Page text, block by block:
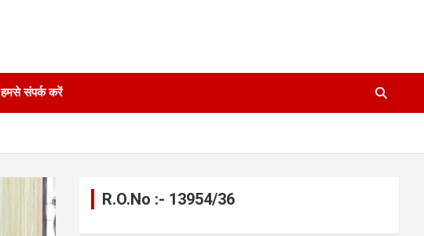
हमसे संपर्क करें
R.O.No :- 13954/36